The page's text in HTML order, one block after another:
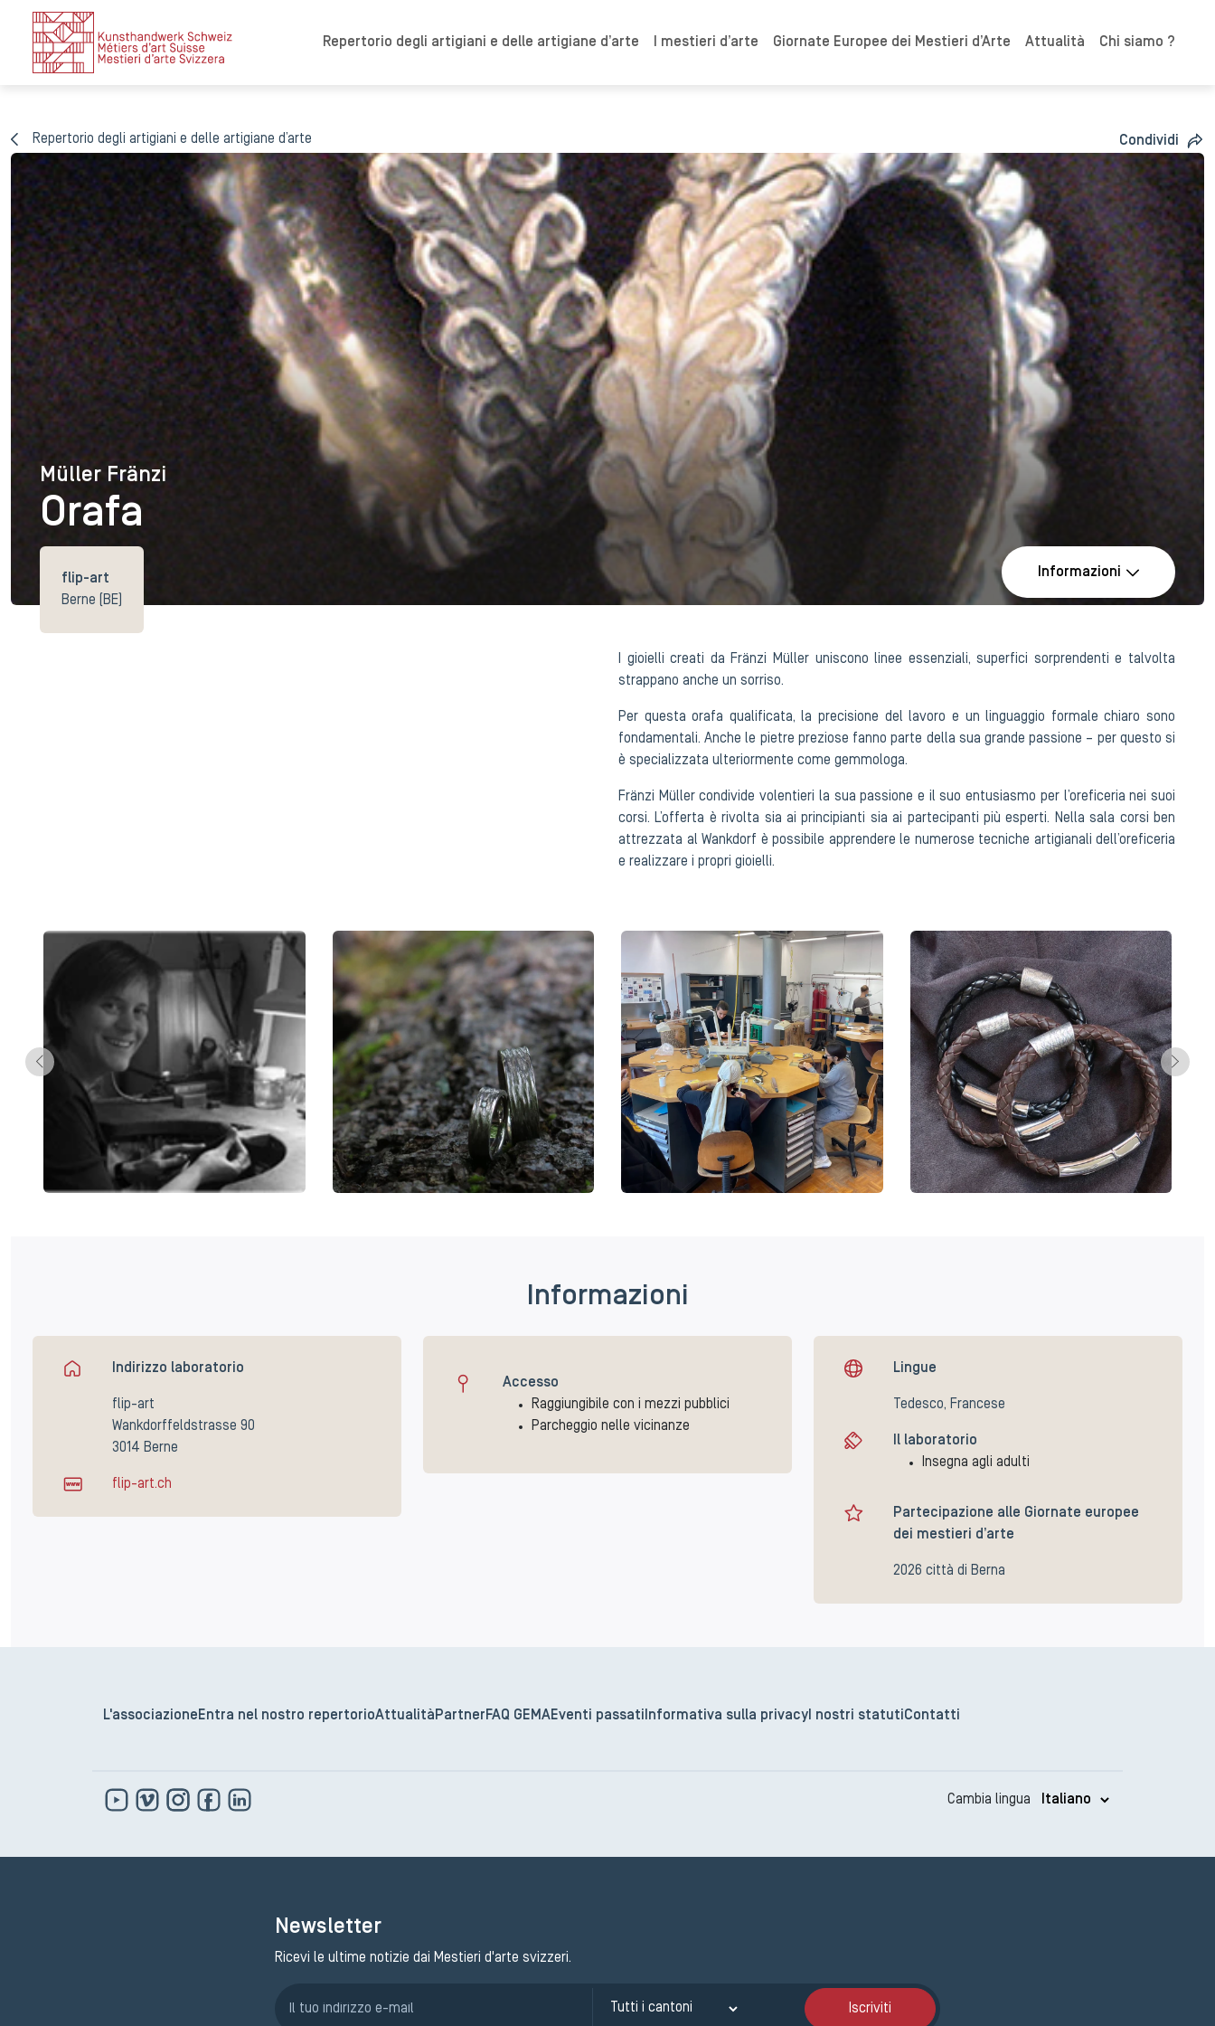
Repertorio degli artigiani e delle artigiane d’arte I mestieri d’arte Giornate Europee dei Mestieri d’Arte Attualità Chi siamo ?
Repertorio degli artigiani e delle artigiane d’arte Condividi
Müller Fränzi
Müller Fränzi
Orafa
flip-art
Berne (BE)
Informazioni
I gioielli creati da Fränzi Müller uniscono linee essenziali, superfici sorprendenti e talvolta
strappano anche un sorriso.
Per questa orafa qualificata, la precisione del lavoro e un linguaggio formale chiaro sono
fondamentali. Anche le pietre preziose fanno parte della sua grande passione – per questo si
è specializzata ulteriormente come gemmologa.
Fränzi Müller condivide volentieri la sua passione e il suo entusiasmo per l’oreficeria nei suoi
corsi. L’offerta è rivolta sia ai principianti sia ai partecipanti più esperti. Nella sala corsi ben
attrezzata al Wankdorf è possibile apprendere le numerose tecniche artigianali dell’oreficeria
e realizzare i propri gioielli.
Informazioni
Indirizzo laboratorio
flip-art
Wankdorffeldstrasse 90
3014 Berne
flip-art.ch
Accesso
Raggiungibile con i mezzi pubblici
Parcheggio nelle vicinanze
Lingue
Tedesco, Francese
Il laboratorio
Insegna agli adulti
Partecipazione alle Giornate europee
dei mestieri d’arte
2026 città di Berna
L'associazione Entra nel nostro repertorioAttualità Partner FAQ GEMAEventi passati Informativa sulla privacy I nostri statutiContatti
Cambia lingua
Newsletter
Ricevi le ultime notizie dai Mestieri d'arte svizzeri.
Iscriviti